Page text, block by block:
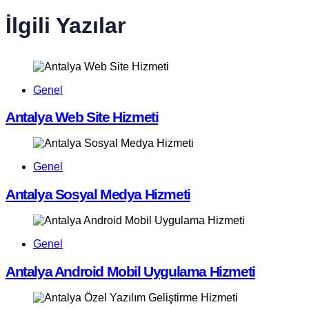
İlgili Yazılar
Genel
Antalya Web Site Hizmeti
Genel
Antalya Sosyal Medya Hizmeti
Genel
Antalya Android Mobil Uygulama Hizmeti